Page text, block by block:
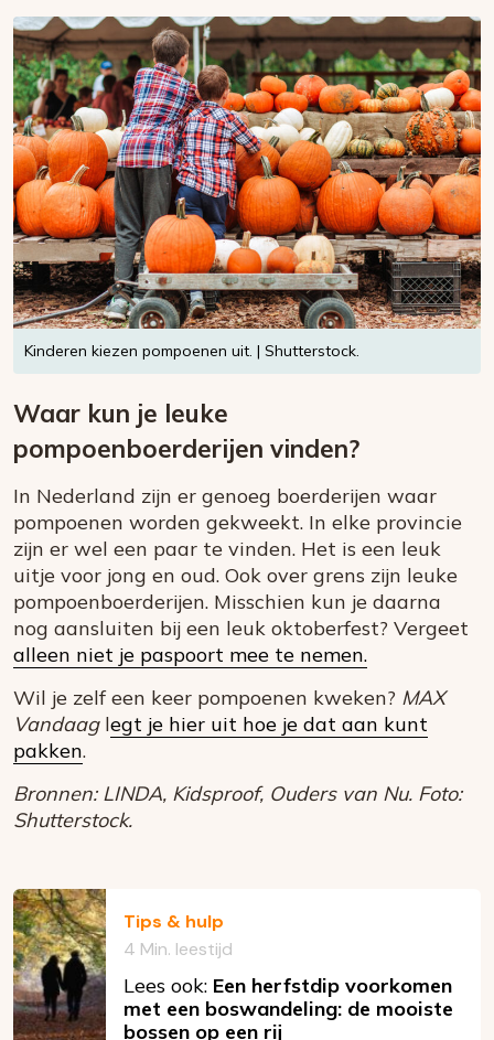
Kinderen kiezen pompoenen uit. | Shutterstock.
Waar kun je leuke
pompoenboerderijen vinden?
In Nederland zijn er genoeg boerderijen waar
pompoenen worden gekweekt. In elke provincie
zijn er wel een paar te vinden. Het is een leuk
uitje voor jong en oud. Ook over grens zijn leuke
pompoenboerderijen. Misschien kun je daarna
nog aansluiten bij een leuk oktoberfest? Vergeet
alleen niet je paspoort mee te nemen.
Wil je zelf een keer pompoenen kweken? MAX
Vandaaglegt je hier uit hoe je dat aan kunt
pakken.
Bronnen: LINDA, Kidsproof, Ouders van Nu. Foto:
Shutterstock.
Tips & hulp
4 Min. leestijd
Lees ook: Een herfstdip voorkomen
met een boswandeling: de mooiste
bossen op een rij